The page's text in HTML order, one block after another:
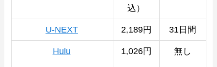
込）
U-NEXT 2,189円 31日間
Hulu 1,026円 無し